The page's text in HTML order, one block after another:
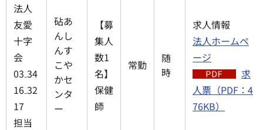
法人
友愛
十字
会
03₋34
16₋32
17
担当
砧あ
んし
んす
こや
かセ
ンタ
ー
【募
集人
数1
名】
保健
師
常勤
随
時
求人情報
法人ホームペ
ージ
求
人票（PDF：4
76KB）